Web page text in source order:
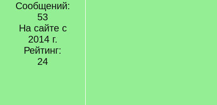
Сообщений:
53
На сайте с
2014 г.
Рейтинг:
24